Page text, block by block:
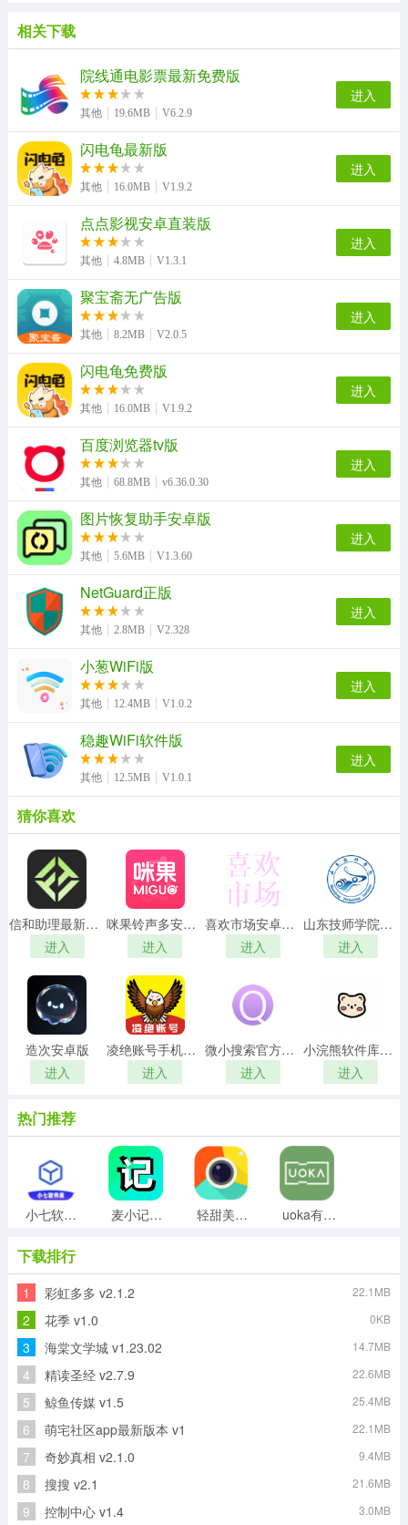
超级农场达人安卓免费版 天使制作人偶像养成安卓官方版
Win7Simu手机正版 月亮影视大全免费原版
遥控飞机模拟器正版
罗庄首发手机版
相关下载
院线通电影票最新免费版
其他 19.6MB V6.2.9
进入
闪电龟最新版
其他 16.0MB V1.9.2
进入
点点影视安卓直装版
其他 4.8MB V1.3.1
进入
聚宝斋无广告版
其他 8.2MB V2.0.5
进入
闪电龟免费版
其他 16.0MB V1.9.2
进入
百度浏览器tv版
其他 68.8MB v6.36.0.30
进入
图片恢复助手安卓版
其他 5.6MB V1.3.60
进入
NetGuard正版
其他 2.8MB V2.328
进入
小葱WiFi版
其他 12.4MB V1.0.2
进入
稳趣WiFi软件版
其他 12.5MB V1.0.1
进入
猜你喜欢
信和助理最新免费版
进入
咪果铃声多安卓免费版
进入
喜欢市场安卓直装版
进入
山东技师学院手机免费版
进入
造次安卓版
进入
凌绝账号手机最新版
进入
微小搜索官方最新版
进入
小浣熊软件库通用版
进入
热门推荐
小七软件库直装版 麦小记免费版 轻甜美颜相机安卓版 uoka有咔官方最新版
图片清晰修复安卓直装版
好映正版
下载排行
1 彩虹多多 v2.1.2 22.1MB
2 花季 v1.0 0KB
3 海棠文学城 v1.23.02 14.7MB
4 精读圣经 v2.7.9 22.6MB
5 鲸鱼传媒 v1.5 25.4MB
6 萌宅社区app最新版本 v1 22.1MB
7 奇妙真相 v2.1.0 9.4MB
8 搜搜 v2.1 21.6MB
9 控制中心 v1.4 3.0MB